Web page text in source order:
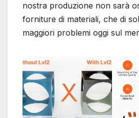
nostra produzione non sarà
forniture di materiali, che di
maggiori problemi oggi sul